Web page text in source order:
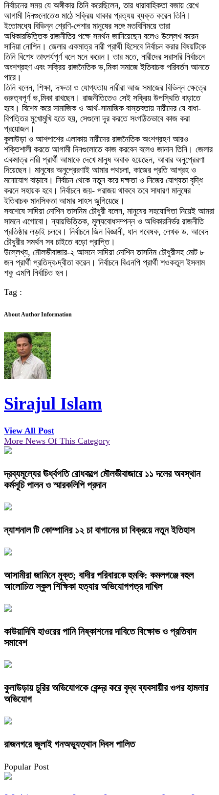
নির্বাচনের সময় যে অঙ্গীকার তিনি করেছিলেন, তার ধারাবাহিকতা বজায় রেখে
আগামী দিনগুলোতেও মাঠে সক্রিয় থাকার প্রত্যয় ব্যক্ত করেন তিনি।
ইতোমধ্যে বিভিন্ন শ্রেণি-পেশার মানুষের সঙ্গে মতবিনিময়ে তারা
অধিকারভিত্তিক রাজনীতির পক্ষে সমর্থন জানিয়েছেন বলেও উল্লেখ করেন
সাদিয়া নোশিন। জেলার একমাত্র নারী প্রার্থী হিসেবে নির্বাচন করার বিষয়টিকে
তিনি বিশেষ তাৎপর্যপূর্ণ বলে মনে করেন। তার মতে, নারীদের সরাসরি নির্বাচনে
অংশগ্রহণ এবং সক্রিয় রাজনৈতিক ভ‚মিকা সমাজে ইতিবাচক পরিবর্তন আনতে
পারে।
তিনি বলেন, শিক্ষা, দক্ষতা ও যোগ্যতায় নারীরা আজ সমাজের বিভিন্ন ক্ষেত্রে
গুরুত্বপূর্ণ ভ‚মিকা রাখছেন। রাজনীতিতেও সেই সক্রিয় উপস্থিতি বাড়াতে
হবে। বিশেষ করে সামাজিক ও আর্থ-সামাজিক বাস্তবতায় নারীদের যে বাধা-
বিপত্তির মুখোমুখি হতে হয়, সেগুলো দূর করতে সংগঠিতভাবে কাজ করা
প্রয়োজন।
কুলাউড়া ও আশপাশের এলাকায় নারীদের রাজনৈতিক অংশগ্রহণ আরও
শক্তিশালী করতে আগামী দিনগুলোতে কাজ করবেন বলেও জানান তিনি। জেলার
একমাত্র নারী প্রার্থী আমাকে দেখে মানুষ অবাক হয়েছেন, আবার অনুপ্রেরণা
দিয়েছেন। মানুষের অনুপ্রেরণাই আমার পথচলা, কাজের প্রতি আগ্রহ ও
মনোযোগ বাড়াবে। নির্বাচন থেকে নতুন করে দক্ষতা ও নিজের যোগ্যতা বৃদ্ধি
করনে সহায়ক হবে। নির্বাচনে জয়- পরাজয় থাকবে তবে সাধারণ মানুষের
ইতিবাচক মানসিকতা আমার সাহস জুগিয়েছে।
সবশেষে সাদিয়া নোশিন তাসনিম চৌধুরী বলেন, মানুষের সহযোগিতা নিয়েই আমরা
সামনে এগোবো। ন্যায়ভিত্তিক, মূল্যবোধসম্পন্ন ও অধিকারনির্ভর রাজনীতি
প্রতিষ্ঠার লড়াই চলবে। নির্বাচনে জিন বিজ্ঞানী, ধান গবেষক, লেখক ড. আবেদ
চৌধুরীর সমর্থন সব চাইতে বড়ো প্রাপ্তি।
উল্লেখ্য, মৌলভীবাজার-২ আসনে সাদিয়া নোশিন তাসনিম চৌধুরীসহ মোট ৮
জন প্রার্থী প্রতিদ্ব›দ্বীতা করেন। নির্বাচনে বিএনপি প্রার্থী শওকতুল ইসলাম
শকু এমপি নির্বাচিত হন।
Tag :
About Author Information
Sirajul Islam
View All Post
More News Of This Category
দ্রব্যমূল্যের ঊর্ধ্বগতি রোধকল্পে মৌলভীবাজারে ১১ দলের অবস্থান
কর্মসূচি পালন ও স্মারকলিপি প্রদান
ন্যাশনাল টি কোম্পানির ১২ চা বাগানের চা বিক্রয়ে নতুন ইতিহাস
আসামীরা জামিনে মুক্ত; বাদীর পরিবারকে হুমকি: কমলগঞ্জে বহুল
আলোচিত স্কুল শিক্ষিকা হত্যার অভিযোগপত্র দাখিল
কাউয়াদিঘি হাওরের পানি নিষ্কাশনের দাবিতে বিক্ষোভ ও প্রতিবাদ
সমাবেশ
কুলাউড়ায় চুরির অভিযোগকে কেন্দ্র করে বৃদ্ধ ব্যবসায়ীর ওপর হামলার
অভিযোগ
রাজনগরে জুলাই গনঅভ্যুত্থান দিবস পালিত
Popular Post